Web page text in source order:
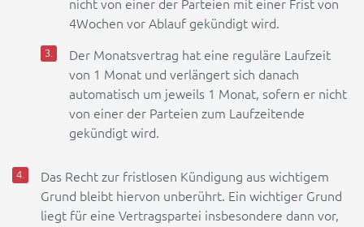
nicht von einer der Parteien mit einer Frist von
4Wochen vor Ablauf gekündigt wird.
Der Monatsvertrag hat eine reguläre Laufzeit
von 1 Monat und verlängert sich danach
automatisch um jeweils 1 Monat, sofern er nicht
von einer der Parteien zum Laufzeitende
gekündigt wird.
Das Recht zur fristlosen Kündigung aus wichtigem
Grund bleibt hiervon unberührt. Ein wichtiger Grund
liegt für eine Vertragspartei insbesondere dann vor,